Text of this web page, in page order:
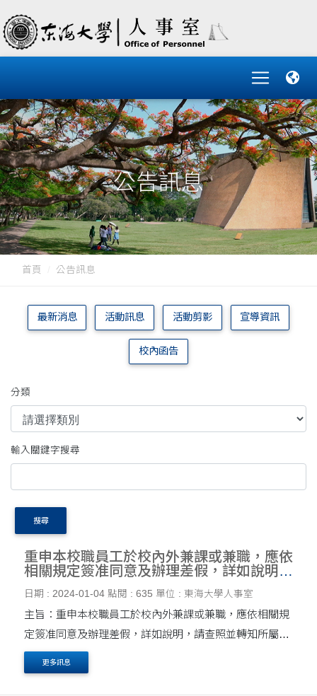
公告訊息
首頁 公告訊息
最新消息 活動訊息 活動剪影 宣導資訊
校內函告
分類
輸入關鍵字搜尋
搜尋
重申本校職員工於校內外兼課或兼職，應依
相關規定簽准同意及辦理差假，詳如說明，
請查照並轉知所屬同仁配合辦理。
日期 : 2024-01-04 點閱 : 635 單位 : 東海大學人事室
主旨：重申本校職員工於校內外兼課或兼職，應依相關規
定簽准同意及辦理差假，詳如說明，請查照並轉知所屬同
仁配合辦理。 說明： 一、依本校職工任（僱）用辦法第
九條及約聘人員聘用辦法第七條規定：「職員....
更多訊息